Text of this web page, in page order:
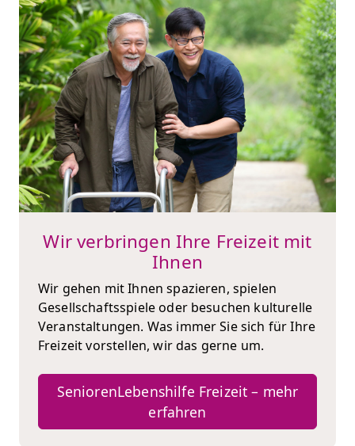
Wir verbringen Ihre Freizeit mit
Ihnen
Wir gehen mit Ihnen spazieren, spielen
Gesellschaftsspiele oder besuchen kulturelle
Veranstaltungen. Was immer Sie sich für Ihre
Freizeit vorstellen, wir das gerne um.
SeniorenLebenshilfe Freizeit – mehr
erfahren